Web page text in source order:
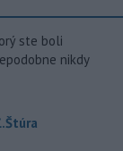
ste boli
nikdy